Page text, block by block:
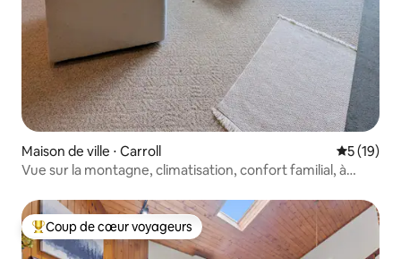
Maison de ville ⋅ Carroll
5 (19)
Vue sur la montagne, climatisation, confort familial, à
Coups de cœur voyageurs les plus appréciés
Coup de cœur voyageurs